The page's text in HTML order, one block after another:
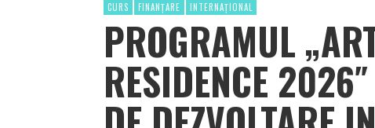
CURS FINANȚARE INTERNAȚIONAL
PROGRAMUL
RESIDENCE